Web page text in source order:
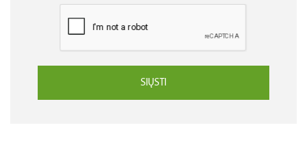
SIŲSTI